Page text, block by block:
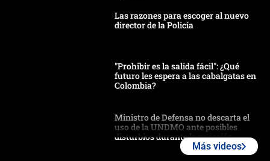
Las razones para escoger al nuevo
director de la Policía
"Prohibir es la salida fácil": ¿Qué
futuro les espera a las cabalgatas en
Colombia?
Ministro de Defensa no descarta el
uso de la UNDMO ante posibles
disturbios durante la posesión
Más videos